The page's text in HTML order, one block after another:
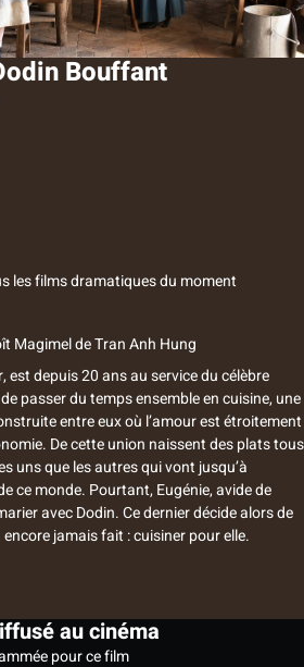
Bouffant
les films dramatiques du moment
MagimeldeTran Anh Hung
est depuis 20 ans au service du célèbre
passer du temps ensemble en cuisine, une
entre eux où l’amour est étroitement
De cette union naissent des plats tous
uns que les autres qui vont jusqu’à
ce monde. Pourtant, Eugénie, avide de
avec Dodin. Ce dernier décide alors de
encore jamais fait : cuisiner pour elle.
au cinéma
pour ce film